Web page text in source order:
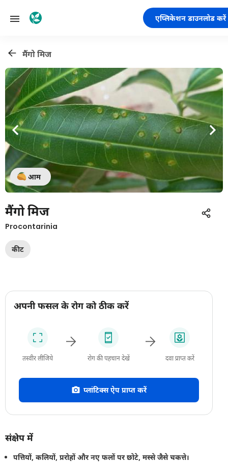
एप्लिकेशन डाउनलोड करें
मैंगो मिज
आम
मैंगो मिज
Procontarinia
कीट
अपनी फसल के रोग को ठीक करें
तस्वीर लीजिये रोग की पहचान देखें दवा प्राप्त करें
प्लांटिक्स ऐप प्राप्त करें
संक्षेप में
पत्तियों, कलियों, प्ररोहों और नए फलों पर छोटे, मस्से जैसे चकत्ते।